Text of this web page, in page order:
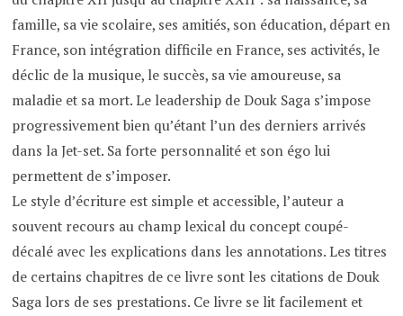
famille, sa vie scolaire, ses amitiés, son éducation, départ en
France, son intégration difficile en France, ses activités, le
déclic de la musique, le succès, sa vie amoureuse, sa
maladie et sa mort. Le leadership de Douk Saga s’impose
progressivement bien qu’étant l’un des derniers arrivés
dans la Jet-set. Sa forte personnalité et son égo lui
permettent de s’imposer.
Le style d’écriture est simple et accessible, l’auteur a
souvent recours au champ lexical du concept coupé-
décalé avec les explications dans les annotations. Les titres
de certains chapitres de ce livre sont les citations de Douk
Saga lors de ses prestations. Ce livre se lit facilement et